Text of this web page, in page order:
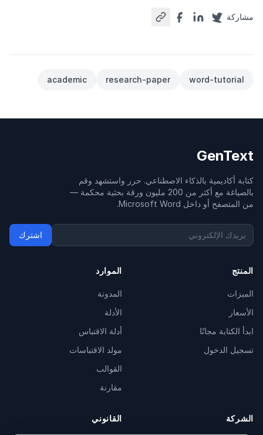
مشاركة
word-tutorial
research-paper
academic
GenText
كتابة أكاديمية بالذكاء الاصطناعي. حرر واستشهد وقم
بالصياغة مع أكثر من 200 مليون ورقة بحثية محكمة —
من المتصفح أو داخل Microsoft Word.
اشترك
المنتج
الميزات
الأسعار
ابدأ الكتابة مجانًا
تسجيل الدخول
الموارد
المدونة
الأدلة
أدلة الاقتباس
مولد الاقتباسات
القوالب
مقارنة
الشركة القانوني